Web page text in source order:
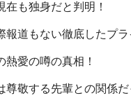
在も独身だと判明！
報道もない徹底したプラ
熱愛の噂の真相！
尊敬する先輩との関係だ